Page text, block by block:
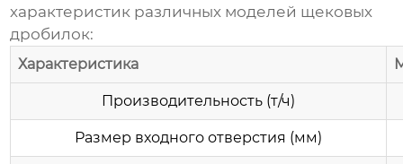
характеристик различных моделей щековых
дробилок:
Характеристика
Производительность (т/ч)
Размер входного отверстия (мм)